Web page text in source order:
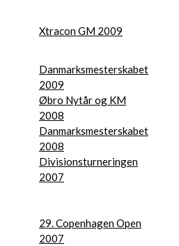
Xtracon GM 2009
Danmarksmesterskabet
2009
Øbro Nytår og KM
2008
Danmarksmesterskabet
2008
Divisionsturneringen
2007
29. Copenhagen Open
2007